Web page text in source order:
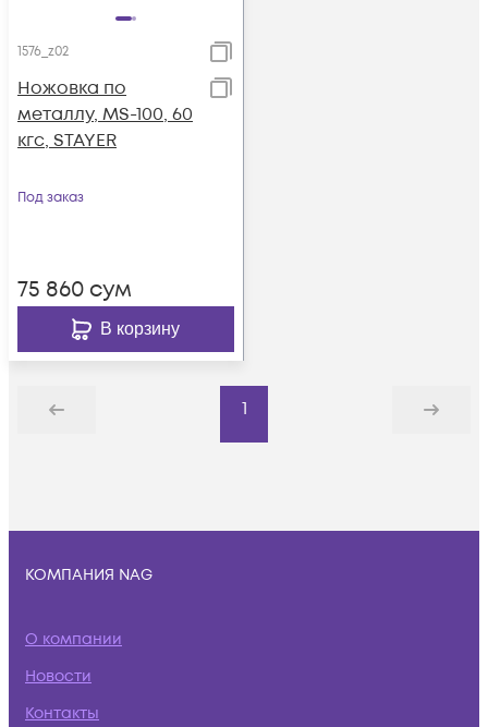
1576_z02
Ножовка по
металлу, MS-100, 60
кгс, STAYER
Под заказ
75 860 сум
В корзину
Назад
1
Дальше
КОМПАНИЯ NAG
О компании
Новости
Контакты